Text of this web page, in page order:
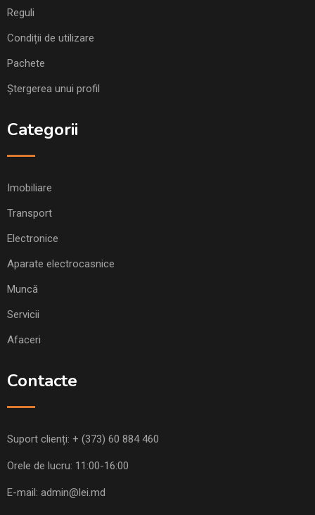
Reguli
Condiții de utilizare
Pachete
Ștergerea unui profil
Categorii
Imobiliare
Transport
Electronice
Aparate electrocasnice
Muncă
Servicii
Afaceri
Contacte
Suport clienți: + (373) 60 884 460
Orele de lucru: 11:00-16:00
E-mail: admin@lei.md